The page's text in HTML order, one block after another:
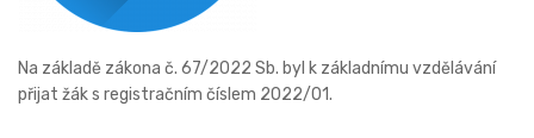
Na základě zákona č. 67/2022 Sb. byl k základnímu vzdělávání
přijat žák s registračním číslem 2022/01.